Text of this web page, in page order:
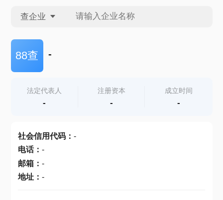
查企业
查企业
查产地
88查 -
法定代表人
-
注册资本
-
成立时间
-
社会信用代码： -
电话： -
邮箱： -
地址： -